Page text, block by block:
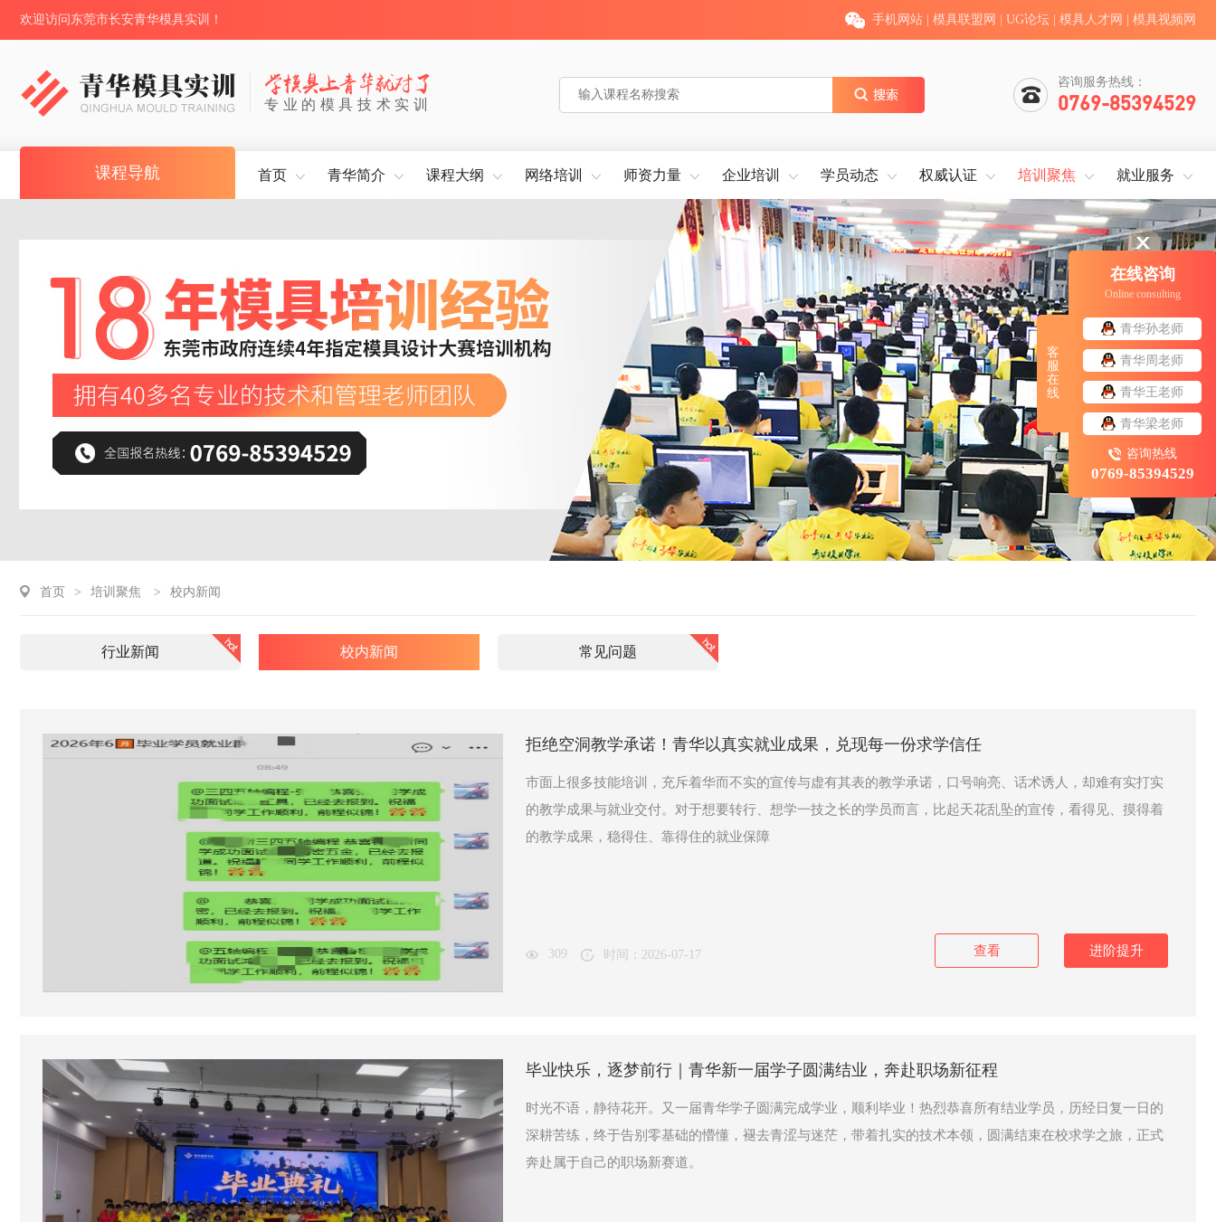
欢迎访问东莞市长安青华模具实训！ 手机网站 模具联盟网 UG论坛 模具人才网 模具视频网
专业的模具技术实训
咨询服务热线：
0769-85394529
课程导航 首页 青华简介 课程大纲 网络培训 师资力量 企业培训 学员动态 权威认证 培训聚焦 就业服务
首页 > 培训聚焦 > 校内新闻
行业新闻 校内新闻 常见问题
拒绝空洞教学承诺！青华以真实就业成果，兑现每一份求学信任
市面上很多技能培训，充斥着华而不实的宣传与虚有其表的教学承诺，口号响亮、话术诱人，却难有实打实
的教学成果与就业交付。对于想要转行、想学一技之长的学员而言，比起天花乱坠的宣传，看得见、摸得着
的教学成果，稳得住、靠得住的就业保障
查看 进阶提升
309 时间：2026-07-17
毕业快乐，逐梦前行｜青华新一届学子圆满结业，奔赴职场新征程
时光不语，静待花开。又一届青华学子圆满完成学业，顺利毕业！热烈恭喜所有结业学员，历经日复一日的
深耕苦练，终于告别零基础的懵懂，褪去青涩与迷茫，带着扎实的技术本领，圆满结束在校求学之旅，正式
奔赴属于自己的职场新赛道。
在线咨询
Online consulting
青华孙老师
青华周老师
青华王老师
青华梁老师
咨询热线
0769-85394529
客
服
在
线